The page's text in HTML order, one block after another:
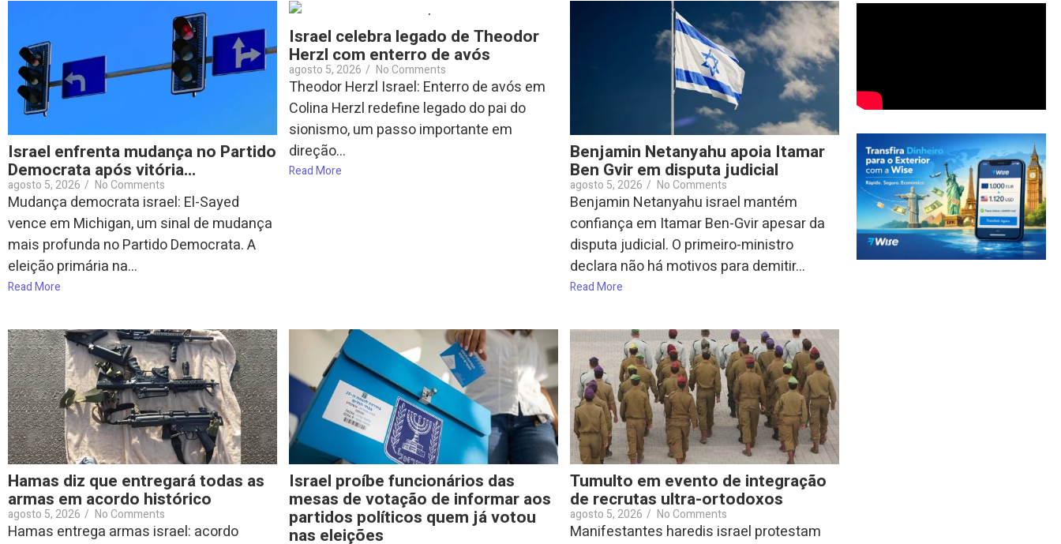
Israel enfrenta mudança no Partido
Democrata após vitória…
agosto 5, 2026 / No Comments
Mudança democrata israel: El-Sayed
vence em Michigan, um sinal de mudança
mais profunda no Partido Democrata. A
eleição primária na...
Read More
Israel celebra legado de Theodor
Herzl com enterro de avós
agosto 5, 2026 / No Comments
Theodor Herzl Israel: Enterro de avós em
Colina Herzl redefine legado do pai do
sionismo, um passo importante em
direção...
Read More
Benjamin Netanyahu apoia Itamar
Ben Gvir em disputa judicial
agosto 5, 2026 / No Comments
Benjamin Netanyahu israel mantém
confiança em Itamar Ben-Gvir apesar da
disputa judicial. O primeiro-ministro
declara não há motivos para demitir...
Read More
Hamas diz que entregará todas as
armas em acordo histórico
agosto 5, 2026 / No Comments
Hamas entrega armas israel: acordo
Israel proíbe funcionários das
mesas de votação de informar aos
partidos políticos quem já votou
nas eleições
Tumulto em evento de integração
de recrutas ultra-ortodoxos
agosto 5, 2026 / No Comments
Manifestantes haredis israel protestam